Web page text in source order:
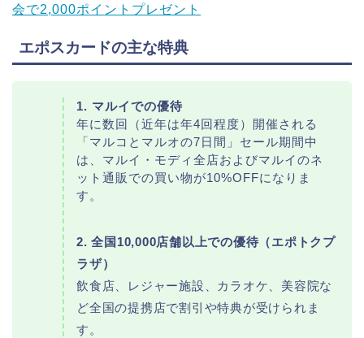
会で2,000ポイントプレゼント
エポスカードの主な特典
1. マルイでの優待
年に数回（近年は年4回程度）開催される
「マルコとマルオの7日間」セール期間中
は、マルイ・モディ全店およびマルイのネ
ット通販での買い物が10%OFFになりま
す。
2. 全国10,000店舗以上での優待（エポトクプ
ラザ）
飲食店、レジャー施設、カラオケ、美容院な
ど全国の提携店で割引や特典が受けられま
す。